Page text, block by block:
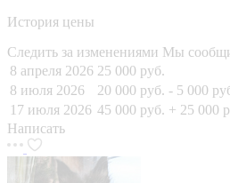
История цены
Следить за изменениями Мы
8 апреля 2026 25 000 руб.
8 июля 2026
20 000 руб. - 5 000
17 июля 2026 45 000 руб. + 25 000
Написать